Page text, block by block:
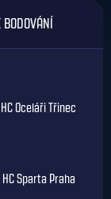
HC Oceláři Třinec
HC Sparta Praha